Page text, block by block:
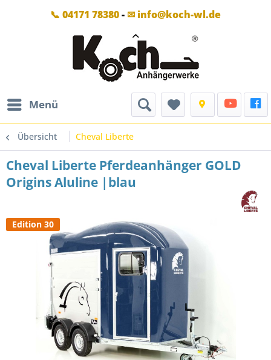
📞 04171 78380- ✉ info@koch-wl.de
Menü
Übersicht Cheval Liberte
Cheval Liberte Pferdeanhänger GOLD
Origins Aluline |blau
Edition 30